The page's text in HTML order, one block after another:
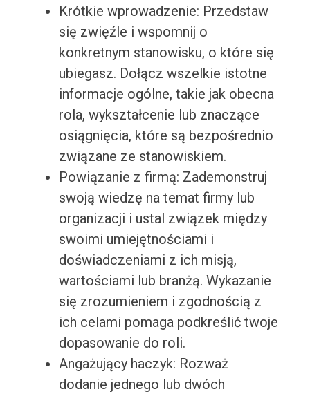
Krótkie wprowadzenie: Przedstaw
się zwięźle i wspomnij o
konkretnym stanowisku, o które się
ubiegasz. Dołącz wszelkie istotne
informacje ogólne, takie jak obecna
rola, wykształcenie lub znaczące
osiągnięcia, które są bezpośrednio
związane ze stanowiskiem.
Powiązanie z firmą: Zademonstruj
swoją wiedzę na temat firmy lub
organizacji i ustal związek między
swoimi umiejętnościami i
doświadczeniami z ich misją,
wartościami lub branżą. Wykazanie
się zrozumieniem i zgodnością z
ich celami pomaga podkreślić twoje
dopasowanie do roli.
Angażujący haczyk: Rozważ
dodanie jednego lub dwóch